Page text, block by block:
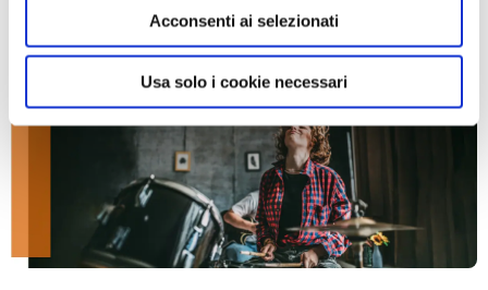
Acconsenti ai selezionati
Usa solo i cookie necessari